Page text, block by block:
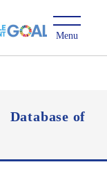
Database of